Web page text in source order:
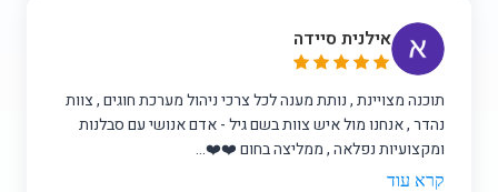
אילנית סיידה
תוכנה מצויינת , נותת מענה לכל צרכי ניהול מערכת חוגים , צוות
נהדר , אנחנו מול איש צוות בשם גיל - אדם אנושי עם סבלנות
ומקצועיות נפלאה , ממליצה בחום ❤️❤️...
קרא עוד